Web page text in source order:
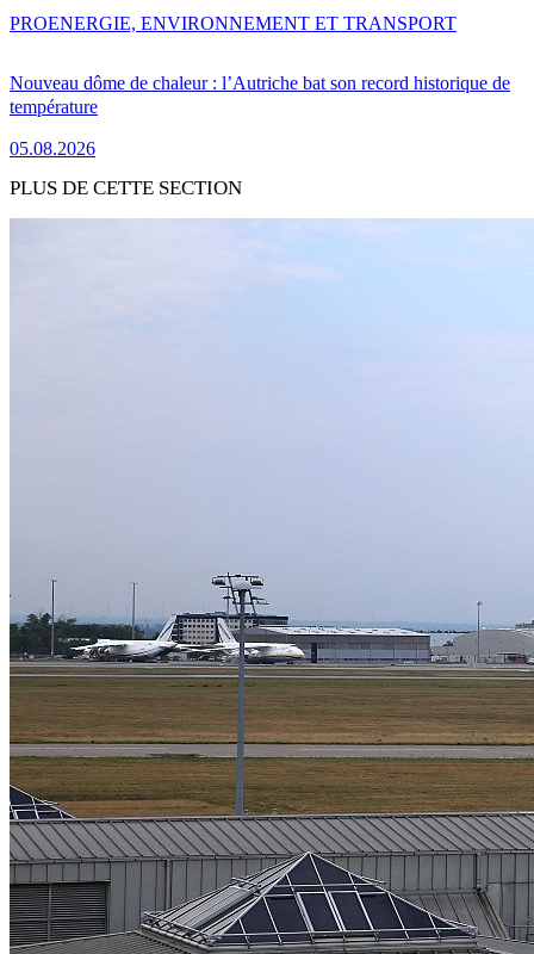
Nouveau dôme de chaleur : l’Autriche bat son record historique de
température
05.08.2026
PROENERGIE, ENVIRONNEMENT ET TRANSPORT
PLUS DE CETTE SECTION